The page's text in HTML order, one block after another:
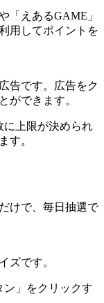
「えあるGAME」
用してポイントを
告です。広告をク
ができます。
上限が決められ
す。
けで、毎日抽選で
ズです。
」をクリックす